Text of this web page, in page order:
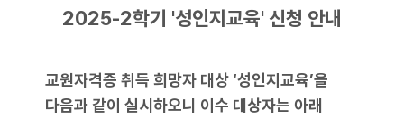
2025-2학기 '성인지교육' 신청 안내
교원자격증 취득 희망자 대상 ‘성인지교육’을
다음과 같이 실시하오니 이수 대상자는 아래